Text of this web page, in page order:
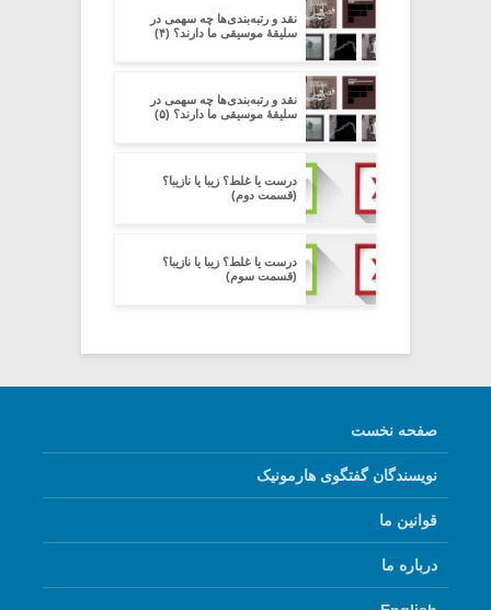
نقد و رتبه‌بندی‌ها چه سهمی در
سلیقۀ موسیقی ما دارند؟ (۴)
نقد و رتبه‌بندی‌ها چه سهمی در
سلیقۀ موسیقی ما دارند؟ (۵)
درست یا غلط؟ زیبا یا نازیبا؟
(قسمت دوم)
درست یا غلط؟ زیبا یا نازیبا؟
(قسمت سوم)
صفحه نخست
نویسندگان گفتگوی هارمونیک
قوانین ما
درباره ما